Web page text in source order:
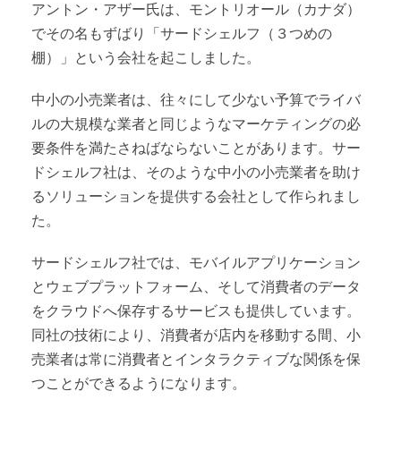
アントン・アザー氏は、モントリオール（カナダ）
でその名もずばり「サードシェルフ（３つめの
棚）」という会社を起こしました。
中小の小売業者は、往々にして少ない予算でライバ
ルの大規模な業者と同じようなマーケティングの必
要条件を満たさねばならないことがあります。サー
ドシェルフ社は、そのような中小の小売業者を助け
るソリューションを提供する会社として作られまし
た。
サードシェルフ社では、モバイルアプリケーション
とウェブプラットフォーム、そして消費者のデータ
をクラウドへ保存するサービスも提供しています。
同社の技術により、消費者が店内を移動する間、小
売業者は常に消費者とインタラクティブな関係を保
つことができるようになります。